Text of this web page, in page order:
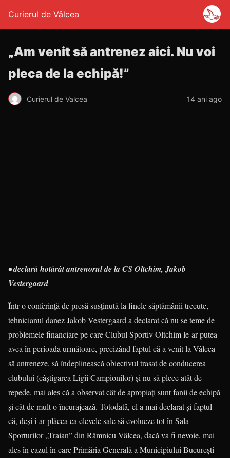
Curierul de Vâlcea
„Am venit să antrenez aici. Nu voi
pleca de la echipă!”
Curierul de Valcea 14 ani ago
• declară hotărât antrenorul de la CS Oltchim, Jakob
Vestergaard
Într-o conferinţă de presă susţi­nută la finele săptămânii trecute,
teh­nicianul danez Jakob Vester­gaard a declarat că nu se teme de
problemele financiare pe care Clubul Sportiv Oltchim le-ar putea
avea în perioada următoare, preci­zând faptul că a venit la Vâlcea
să antreneze, să îndeplinească obiec­tivul trasat de conducerea
clubului (câştigarea Ligii Campio­nilor) şi nu să plece atât de
repede, mai ales că a observat cât de apropiaţi sunt fanii de echipă
şi cât de mult o încu­rajează. Totodată, el a mai declarat şi faptul
că, deşi i-ar plăcea ca ele­vele sale să evolueze tot în Sala
Sporturilor „Traian” din Râmnicu Vâlcea, dacă va fi nevoie, mai
ales în cazul în care Primăria Generală a Municipiului Bucureşti